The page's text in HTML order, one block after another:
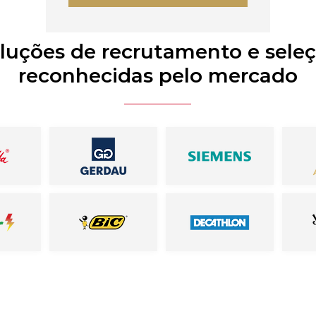
de recrutamento e
reconhecidas pelo mercado